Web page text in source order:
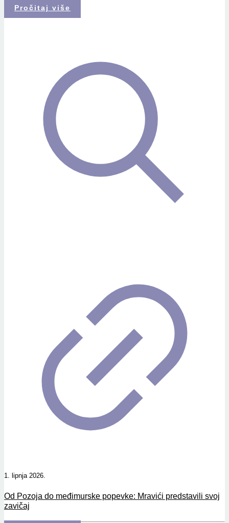
Pročitaj više
1. lipnja 2026.
Od Pozoja do međimurske popevke: Mravići predstavili svoj
zavičaj